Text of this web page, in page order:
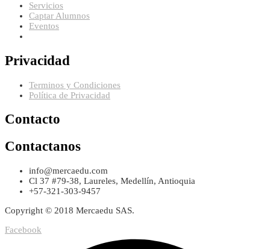
Servicios
Captar Alumnos
Eventos
Privacidad
Terminos y Condiciones
Política de Privacidad
Contacto
Contactanos
info@mercaedu.com
Cl 37 #79-38, Laureles, Medellín, Antioquia
+57-321-303-9457
Copyright © 2018 Mercaedu SAS.
Facebook